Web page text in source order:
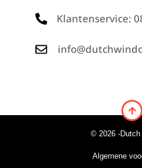
Klantenservice:
© 2026 -
Algemene